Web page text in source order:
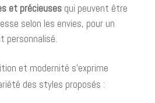
et précieusesqui peuvent être
selon les envies, pour un
personnalisé.
et modernité s’exprime
des styles proposés :